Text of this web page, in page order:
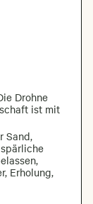
Drohne
ist mit
Sand,
Erholung,